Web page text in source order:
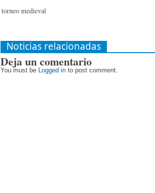
torneo medieval
Noticias relacionadas
Deja un comentario
You must be Logged in to post comment.